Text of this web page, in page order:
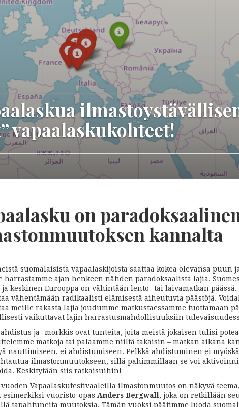
vapaalaskukohteet!
on
kannalta
suomalaisista vapaalaskijoista saattaa kokea olevansa puun
harrastamme ajan henkeen nähden paradoksaalista lajia.
keskinen Eurooppa on vähintään lento- tai laivamatkan päässä.
vähentämään radikaalisti elämisestä aiheutuvia päästöjä.
meille rakasta lajia joudumme matkustaessamme tuottamaan
vaikuttavat lajin harrastusmahdollisuuksiin
ja -morkkis ovat tunteita, joita meistä jokaisen tulisi
matkoja tai palaamme niiltä takaisin – matkan aikana
nauttimiseen, ei ahdistumiseen. Pelkkä ahdistuminen ei
ilmastonmuutokseen, sillä pahimmillaan se voi
Keskitytään siis ratkaisuihin!
vuoden Vapaalaskufestivaaleilla ilmastonmuutos on näkyvä
esimerkiksi vuoristo-opas Anders Bergwall , joka on retkillään
tapahtuneita muutoksia. Tämän vuoksi päätimme luoda